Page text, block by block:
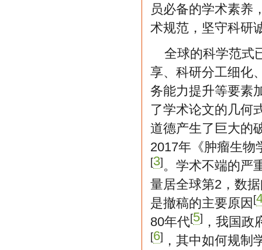
员必备的学术素养
术规范，坚守科研
全球的科学范式
享、科研分工细化
务能力提升等要素
了学术论文的几何
道德产生了巨大的
2017年《肿瘤生物
[3]。学术不端的严
量居全球第2，数
是撤稿的主要原因 [
80年代[5] ，我国
[6] ，其中如何规